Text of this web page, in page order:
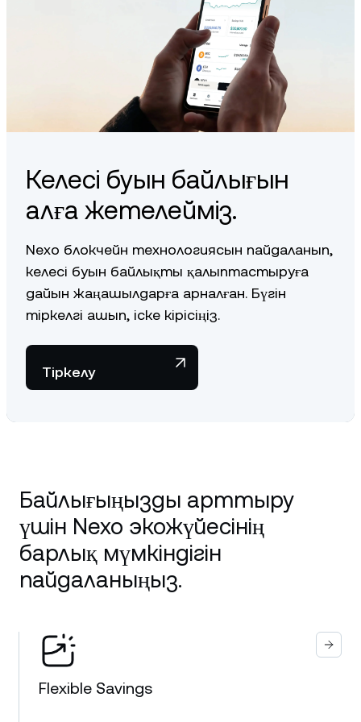
24/7 Client Care team providing personalized service
that goes beyond the standard.
You can learn more about our fundamentals here.
Келесі буын байлығын
алға жетелейміз.
Nexo блокчейн технологиясын пайдаланып,
келесі буын байлықты қалыптастыруға
дайын жаңашылдарға арналған. Бүгін
тіркелгі ашып, іске кірісіңіз.
Тіркелу
Байлығыңызды арттыру
үшін Nexo экожүйесінің
барлық мүмкіндігін
пайдаланыңыз.
Flexible Savings